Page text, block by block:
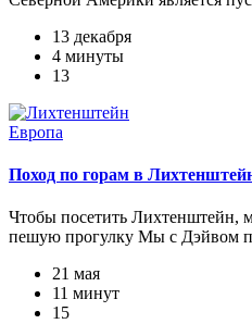
13 декабря
4 минуты
13
Европа
Поход по горам в
Чтобы посетить Лихтенштейн,
пешую прогулку Мы с Дэйвом
21 мая
11 минут
15